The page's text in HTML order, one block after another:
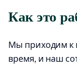
Как это
Мы приходим к
время, и наш